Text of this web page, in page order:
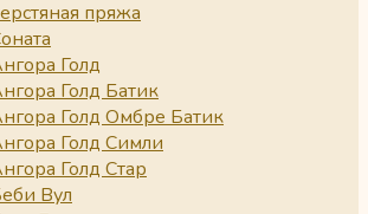
пряжа
Голд
Голд Батик
Голд Омбре Батик
Голд Симли
Голд Стар
Вул